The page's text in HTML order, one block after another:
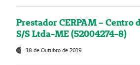
Prestador CERPAM – Centro
S/S Ltda-ME (52004274-8)
18 de Outubro de 2019